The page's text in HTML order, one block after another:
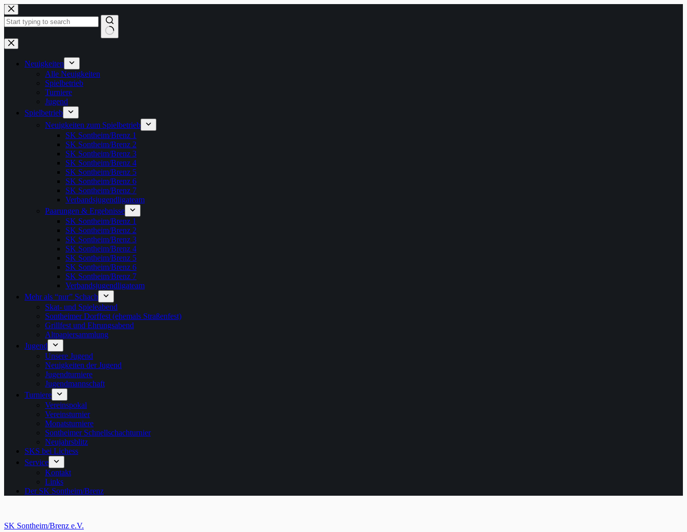
Zum
Inhalt
springen
Keine
Ergebnisse
Neuigkeiten
Alle Neuigkeiten
Spielbetrieb
Turniere
Jugend
Spielbetrieb
Neuigkeiten zum Spielbetrieb
SK Sontheim/Brenz 1
SK Sontheim/Brenz 2
SK Sontheim/Brenz 3
SK Sontheim/Brenz 4
SK Sontheim/Brenz 5
SK Sontheim/Brenz 6
SK Sontheim/Brenz 7
Verbandsjugendligateam
Paarungen & Ergebnisse
SK Sontheim/Brenz 1
SK Sontheim/Brenz 2
SK Sontheim/Brenz 3
SK Sontheim/Brenz 4
SK Sontheim/Brenz 5
SK Sontheim/Brenz 6
SK Sontheim/Brenz 7
Verbandsjugendligateam
Mehr als “nur” Schach
Skat- und Spieleabend
Sontheimer Dorffest (ehemals Straßenfest)
Grillfest und Ehrungsabend
Altpapiersammlung
Jugend
Unsere Jugend
Neuigkeiten der Jugend
Jugendturniere
Jugendmannschaft
Turniere
Vereinspokal
Vereinsturnier
Monatsturniere
Sontheimer Schnellschachturnier
Neujahrsblitz
SKS bei Lichess
Service
Kontakt
Links
Der SK Sontheim/Brenz
SK Sontheim/Brenz e.V.